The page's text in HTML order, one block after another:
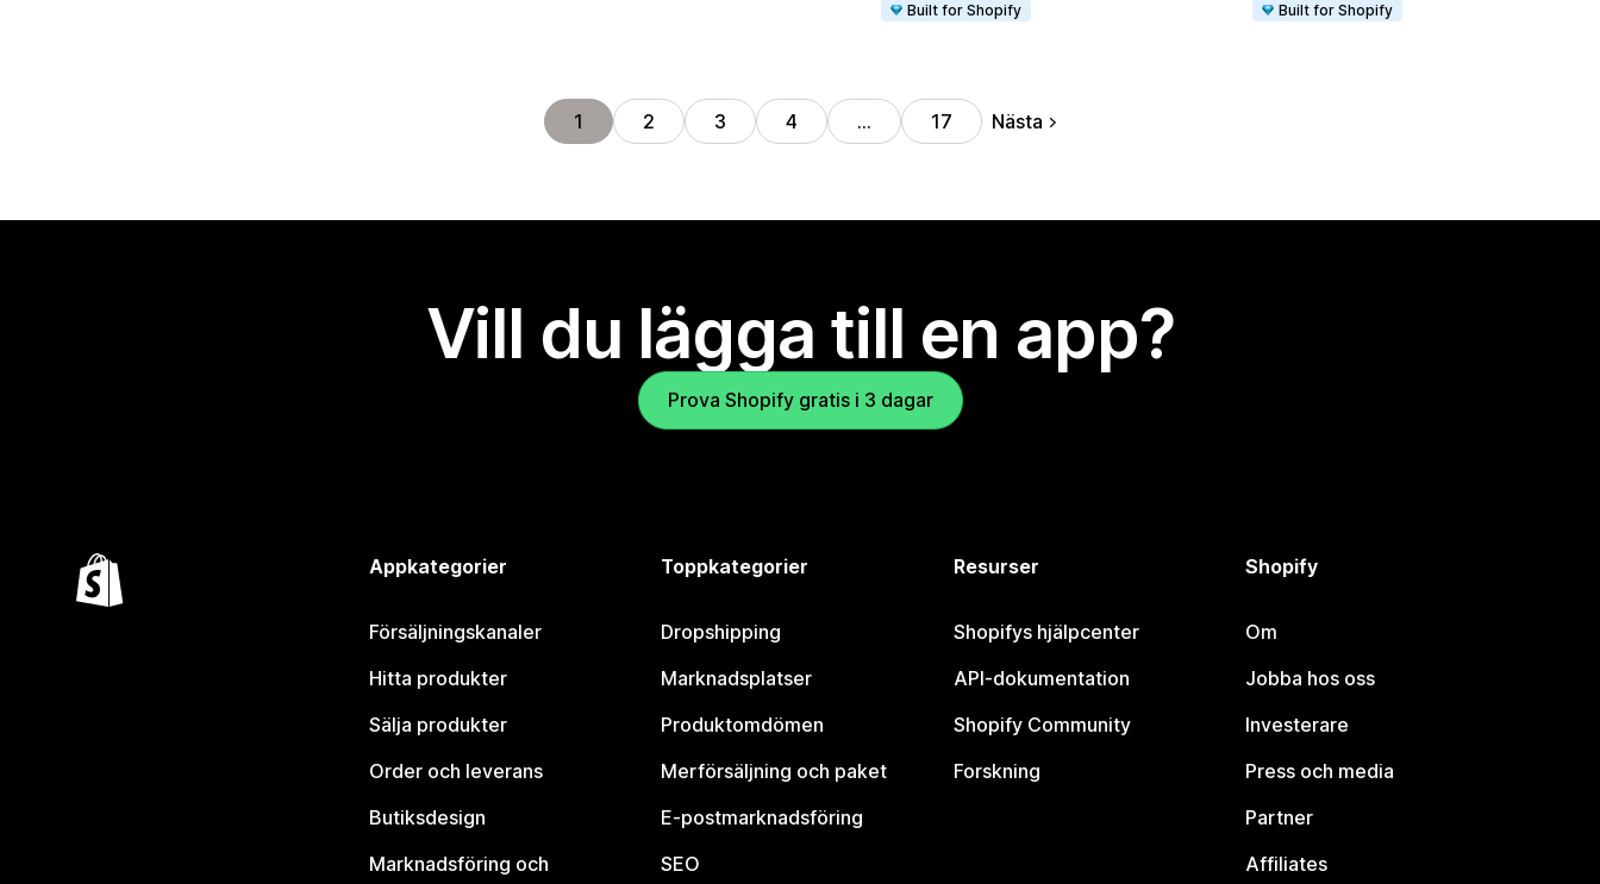
Built for Shopify
Built for Shopify
1 2 3 4 … 17 Nästa
Vill du lägga till en app?
Prova Shopify gratis i 3 dagar
Appkategorier
Försäljningskanaler
Hitta produkter
Sälja produkter
Order och leverans
Butiksdesign
Marknadsföring och
Toppkategorier
Dropshipping
Marknadsplatser
Produktomdömen
Merförsäljning och paket
E-postmarknadsföring
SEO
Resurser
Shopifys hjälpcenter
API-dokumentation
Shopify Community
Forskning
Shopify
Om
Jobba hos oss
Investerare
Press och media
Partner
Affiliates